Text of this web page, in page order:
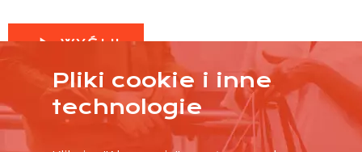
WYŚLIJ
Pliki cookie i inne
technologie